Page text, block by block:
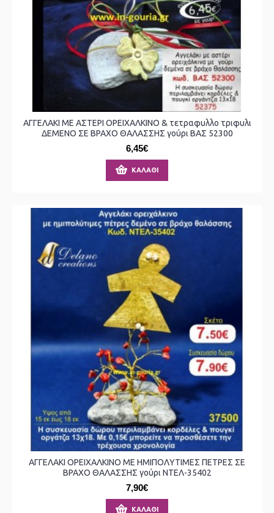
ΑΓΓΕΛΑΚΙ ΜΕ ΑΣΤΕΡΙ ΟΡΕΙΧΑΛΚΙΝΟ & τετραφυλλο τριφυλι
ΔΕΜΕΝΟ ΣΕ ΒΡΑΧΟ ΘΑΛΑΣΣΗΣ γούρι ΒΑΣ 52300
6,45€
ΚΑΛΆΘΙ
ΑΓΓΕΛΑΚΙ ΟΡΕΙΧΑΛΚΙΝΟ ΜΕ ΗΜΙΠΟΛΥΤΙΜΕΣ ΠΕΤΡΕΣ ΣΕ
ΒΡΑΧΟ ΘΑΛΑΣΣΗΣ γούρι ΝΤΕΛ-35402
7,90€
ΚΑΛΆΘΙ